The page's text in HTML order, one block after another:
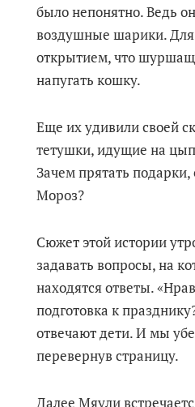
было непонятно. Ведь
воздушные шарики. Для
открытием, что
напугать кошку.
Еще их удивили своей
тетушки, идущие на
Зачем прятать
Мороз?
Сюжет этой истории
задавать вопросы, на
находятся ответы.
подготовка к
отвечают дети. И мы
перевернув страницу.
Далее Мяули